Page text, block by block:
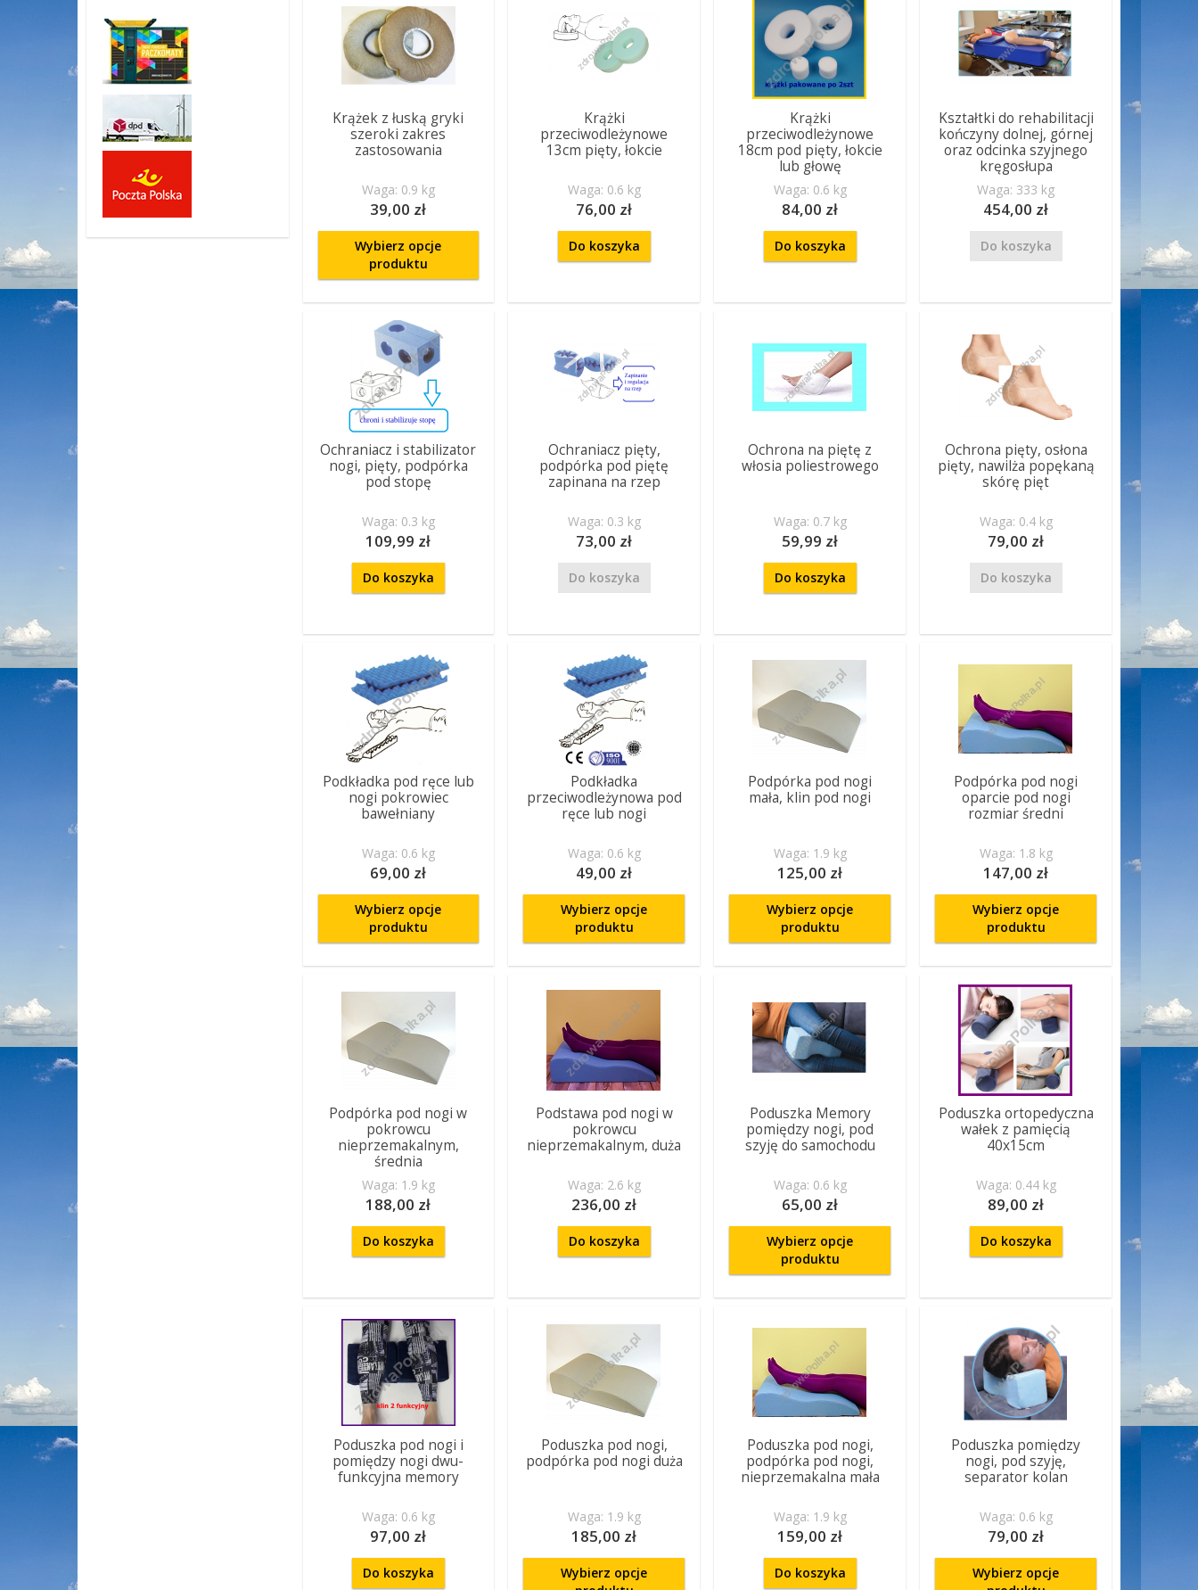
Krążek z łuską gryki
szeroki zakres
zastosowania
Waga: 0.9 kg
39,00 zł
Wybierz opcje
produktu
Krążki
przeciwodleżynowe
13cm pięty, łokcie
Waga: 0.6 kg
76,00 zł
Do koszyka
Krążki
przeciwodleżynowe
18cm pod pięty, łokcie
lub głowę
Waga: 0.6 kg
84,00 zł
Do koszyka
Kształtki do rehabilitacji
kończyny dolnej, górnej
oraz odcinka szyjnego
kręgosłupa
Waga: 333 kg
454,00 zł
Do koszyka
Ochraniacz i stabilizator
nogi, pięty, podpórka
pod stopę
Waga: 0.3 kg
109,99 zł
Do koszyka
Ochraniacz pięty,
podpórka pod piętę
zapinana na rzep
Waga: 0.3 kg
73,00 zł
Do koszyka
Ochrona na piętę z
włosia poliestrowego
Waga: 0.7 kg
59,99 zł
Do koszyka
Ochrona pięty, osłona
pięty, nawilża popękaną
skórę pięt
Waga: 0.4 kg
79,00 zł
Do koszyka
Podkładka pod ręce lub
nogi pokrowiec
bawełniany
Waga: 0.6 kg
69,00 zł
Wybierz opcje
produktu
Podkładka
przeciwodleżynowa pod
ręce lub nogi
Waga: 0.6 kg
49,00 zł
Wybierz opcje
produktu
Podpórka pod nogi
mała, klin pod nogi
Waga: 1.9 kg
125,00 zł
Wybierz opcje
produktu
Podpórka pod nogi
oparcie pod nogi
rozmiar średni
Waga: 1.8 kg
147,00 zł
Wybierz opcje
produktu
Podpórka pod nogi w
pokrowcu
nieprzemakalnym,
średnia
Waga: 1.9 kg
188,00 zł
Do koszyka
Podstawa pod nogi w
pokrowcu
nieprzemakalnym, duża
Waga: 2.6 kg
236,00 zł
Do koszyka
Poduszka Memory
pomiędzy nogi, pod
szyję do samochodu
Waga: 0.6 kg
65,00 zł
Wybierz opcje
produktu
Poduszka ortopedyczna
wałek z pamięcią
40x15cm
Waga: 0.44 kg
89,00 zł
Do koszyka
Poduszka pod nogi i
pomiędzy nogi dwu-
funkcyjna memory
Waga: 0.6 kg
97,00 zł
Do koszyka
Poduszka pod nogi,
podpórka pod nogi duża
Waga: 1.9 kg
185,00 zł
Wybierz opcje
Poduszka pod nogi,
podpórka pod nogi,
nieprzemakalna mała
Waga: 1.9 kg
159,00 zł
Do koszyka
Poduszka pomiędzy
nogi, pod szyję,
separator kolan
Waga: 0.6 kg
79,00 zł
Wybierz opcje